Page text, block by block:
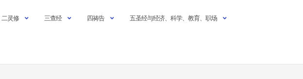
二灵修 三查经 四祷告 五圣经与经济、科学、教育、职场